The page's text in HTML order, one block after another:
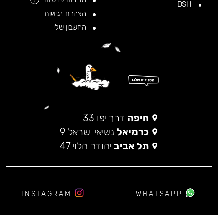
הצהרת נגישות
החשבון שלי
חיפה דרך יפו 33
כרמיאל נשיאי ישראל 9
תל אביב יהודה הלוי 47
WHATSAPP
INSTAGRAM